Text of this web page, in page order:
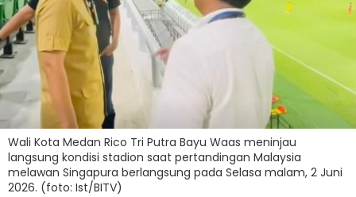
Wali Kota Medan Rico Tri Putra Bayu Waas meninjau
langsung kondisi stadion saat pertandingan Malaysia
melawan Singapura berlangsung pada Selasa malam, 2 Juni
2026. (foto: Ist/BITV)